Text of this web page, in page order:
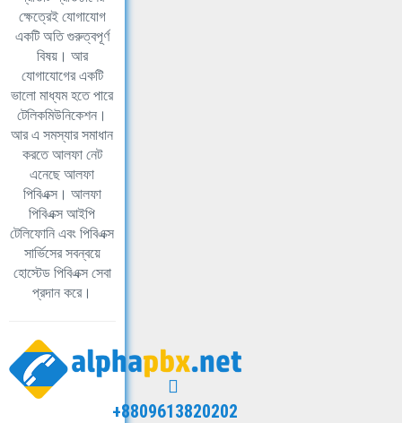
ক্ষেত্রেই যোগাযোগ
একটি অতি গুরুত্বপূর্ণ
বিষয়। আর
যোগাযোগের একটি
ভালো মাধ্যম হতে পারে
টেলিকমিউনিকেশন।
আর এ সমস্যার সমাধান
করতে আলফা নেট
এনেছে আলফা
পিবিএক্স। আলফা
পিবিএক্স আইপি
টেলিফোনি এবং পিবিএক্স
সার্ভিসের সবন্বয়ে
হোস্টেড পিবিএক্স সেবা
প্রদান করে।
+8809613820202